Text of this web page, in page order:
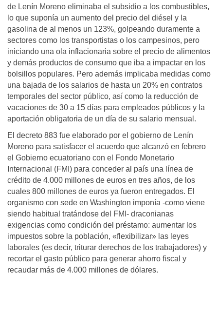
de Lenín Moreno eliminaba el subsidio a los combustibles,
lo que suponía un aumento del precio del diésel y la
gasolina de al menos un 123%, golpeando duramente a
sectores como los transportistas o los campesinos, pero
iniciando una ola inflacionaria sobre el precio de alimentos
y demás productos de consumo que iba a impactar en los
bolsillos populares. Pero además implicaba medidas como
una bajada de los salarios de hasta un 20% en contratos
temporales del sector público, así como la reducción de
vacaciones de 30 a 15 días para empleados públicos y la
aportación obligatoria de un día de su salario mensual.
El decreto 883 fue elaborado por el gobierno de Lenín
Moreno para satisfacer el acuerdo que alcanzó en febrero
el Gobierno ecuatoriano con el Fondo Monetario
Internacional (FMI) para conceder al país una línea de
crédito de 4.000 millones de euros en tres años, de los
cuales 800 millones de euros ya fueron entregados. El
organismo con sede en Washington imponía -como viene
siendo habitual tratándose del FMI- draconianas
exigencias como condición del préstamo: aumentar los
impuestos sobre la población, «flexibilizar» las leyes
laborales (es decir, triturar derechos de los trabajadores) y
recortar el gasto público para generar ahorro fiscal y
recaudar más de 4.000 millones de dólares.